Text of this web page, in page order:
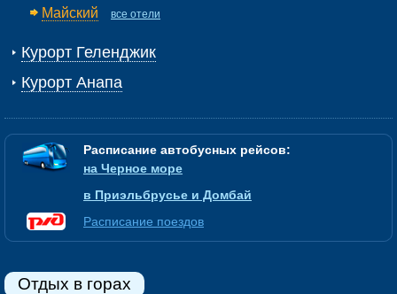
Майский все отели
Курорт Геленджик
Курорт Анапа
Расписание автобусных рейсов:
на Черное море
в Приэльбрусье и Домбай
Расписание поездов
Отдых в горах